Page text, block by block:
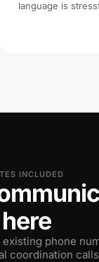
language is
INCLUDED
phone
coordination calls.